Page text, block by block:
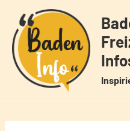
Inhalt
springen